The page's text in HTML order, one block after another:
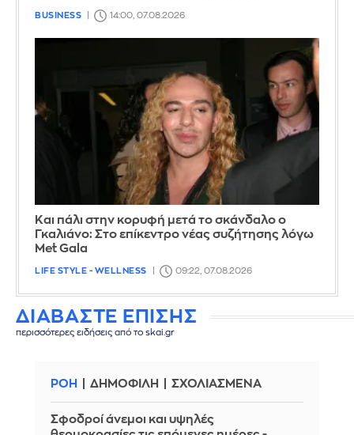
BUSINESS 14:00, 07.08.2026
Και πάλι στην κορυφή μετά το σκάνδαλο ο
Γκαλιάνο: Στο επίκεντρο νέας συζήτησης λόγω
Met Gala
LIFE STYLE - WELLNESS 09:22, 07.08.2026
ΔΙΑΒΑΣΤΕ ΕΠΙΣΗΣ
περισσότερες ειδήσεις από το skai.gr
ΡΟΗ ΔΗΜΟΦΙΛΗ ΣΧΟΛΙΑΣΜΕΝΑ
Σφοδροί άνεμοι και υψηλές